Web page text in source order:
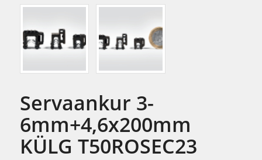
Servaankur 3-
6mm+4,6x200mm
KÜLG T50ROSEC23